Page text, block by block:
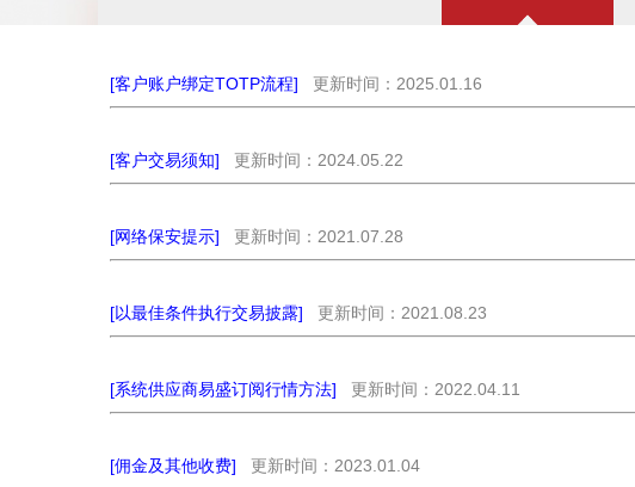
[客户账户绑定TOTP流程] 更新时间：2025.01.16
[客户交易须知] 更新时间：2024.05.22
[网络保安提示] 更新时间：2021.07.28
[以最佳条件执行交易披露] 更新时间：2021.08.23
[系统供应商易盛订阅行情方法] 更新时间：2022.04.11
[佣金及其他收费] 更新时间：2023.01.04